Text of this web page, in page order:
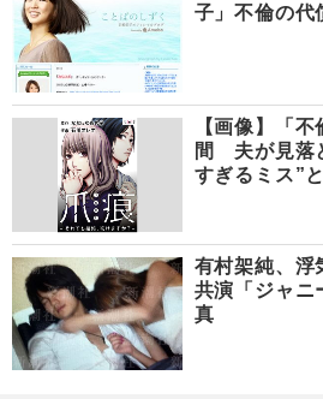
子」不倫の代
【画像】「
間 夫が見落
すぎるミス”
有村架純、
共演「ジャニ
真